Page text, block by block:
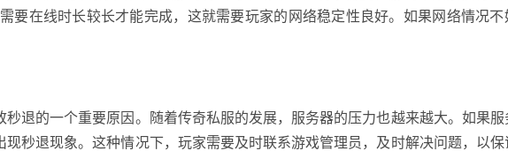
要在线时长较长才能完成，这就需要玩家的网络稳定性良好。如果网络情况不
退的一个重要原因。随着传奇私服的发展，服务器的压力也越来越大。如果服
秒退现象。这种情况下，玩家需要及时联系游戏管理员，及时解决问题，以保